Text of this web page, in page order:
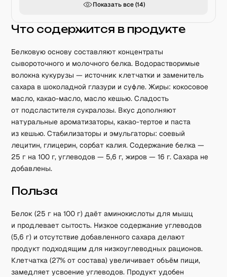
Что содержится в продукте
Белковую основу составляют концентраты
сывороточного и молочного белка. Водорастворимые
волокна кукурузы — источник клетчатки и заменитель
сахара в шоколадной глазури и суфле. Жиры: кокосовое
масло, какао-масло, масло кешью. Сладость
от подсластителя сукралозы. Вкус дополняют
натуральные ароматизаторы, какао-тертое и паста
из кешью. Стабилизаторы и эмульгаторы: соевый
лецитин, глицерин, сорбат калия. Содержание белка —
25 г на 100 г, углеводов — 5,6 г, жиров — 16 г. Сахара не
добавлены.
Польза
Белок (25 г на 100 г) даёт аминокислоты для мышц
и продлевает сытость. Низкое содержание углеводов
(5,6 г) и отсутствие добавленного сахара делают
продукт подходящим для низкоуглеводных рационов.
Клетчатка (27% от состава) увеличивает объём пищи,
замедляет усвоение углеводов. Продукт удобен
Показать все (14)